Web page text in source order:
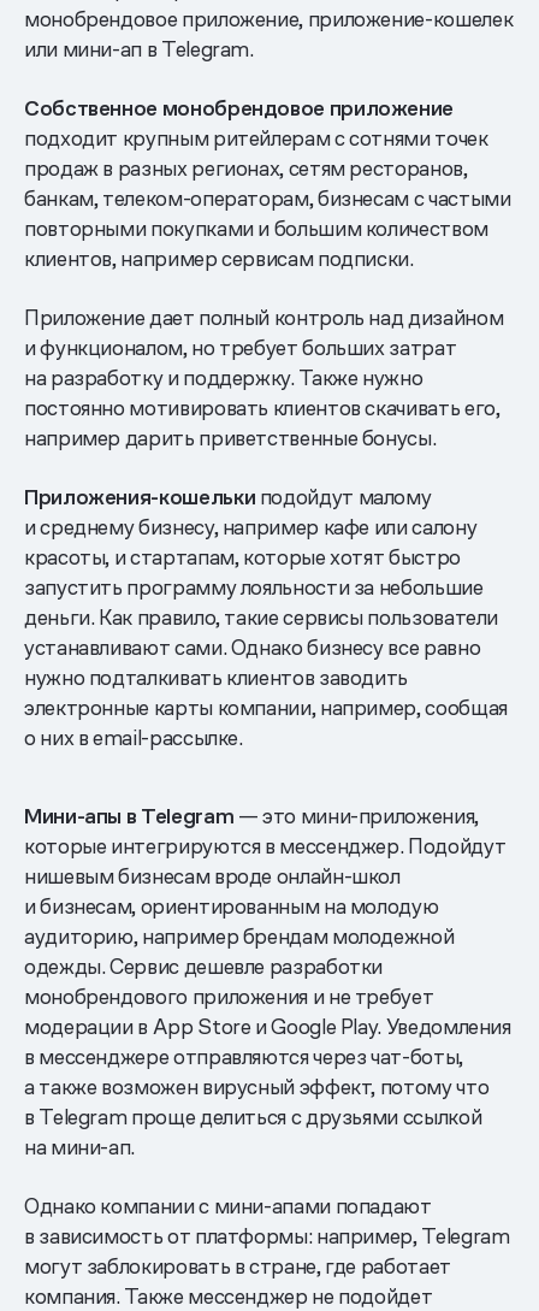
монобрендовое приложение, приложение-кошелек
или мини-ап в Telegram.
Собственное монобрендовое приложение
подходит крупным ритейлерам с сотнями точек
продаж в разных регионах, сетям ресторанов,
банкам, телеком-операторам, бизнесам с частыми
повторными покупками и большим количеством
клиентов, например сервисам подписки.
Приложение дает полный контроль над дизайном
и функционалом, но требует больших затрат
на разработку и поддержку. Также нужно
постоянно мотивировать клиентов скачивать его,
например дарить приветственные бонусы.
Приложения-кошельки подойдут малому
и среднему бизнесу, например кафе или салону
красоты, и стартапам, которые хотят быстро
запустить программу лояльности за небольшие
деньги. Как правило, такие сервисы пользователи
устанавливают сами. Однако бизнесу все равно
нужно подталкивать клиентов заводить
электронные карты компании, например, сообщая
о них в email-рассылке.
Мини-апы в Telegram — это мини-приложения,
которые интегрируются в мессенджер. Подойдут
нишевым бизнесам вроде онлайн-школ
и бизнесам, ориентированным на молодую
аудиторию, например брендам молодежной
одежды. Сервис дешевле разработки
монобрендового приложения и не требует
модерации в App Store и Google Play. Уведомления
в мессенджере отправляются через чат-боты,
а также возможен вирусный эффект, потому что
в Telegram проще делиться с друзьями ссылкой
на мини-ап.
Однако компании с мини-апами попадают
в зависимость от платформы: например, Telegram
могут заблокировать в стране, где работает
компания. Также мессенджер не подойдет